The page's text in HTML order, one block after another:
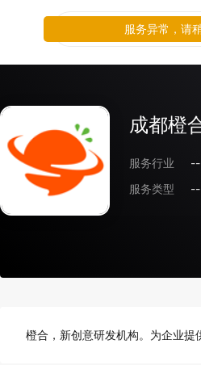
成都橙
服务行业
--
服务类型
--
橙合，新创意研发机构。为企业
服务异常，请